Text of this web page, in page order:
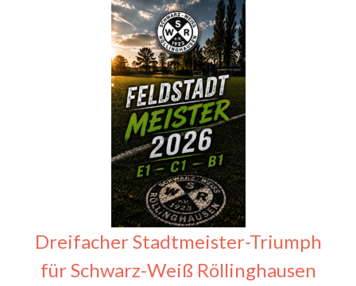
Dreifacher Stadtmeister-Triumph
für Schwarz-Weiß Röllinghausen